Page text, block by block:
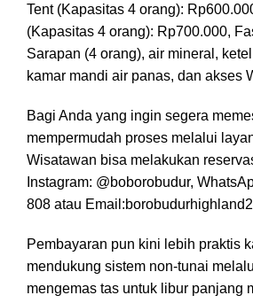
Tent (Kapasitas 4 orang):
(Kapasitas 4 orang): Rp700.000,
Sarapan (4 orang), air mineral,
kamar mandi air panas, dan akses
Bagi Anda yang ingin segera
mempermudah proses melalui
Wisatawan bisa melakukan
Instagram: @boborobudur,
808 atau
Pembayaran pun kini lebih praktis
mendukung sistem non-tunai
mengemas tas untuk libur panjang